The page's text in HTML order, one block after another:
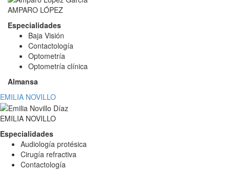
AMPARO LÓPEZ
Especialidades
Baja Visión
Contactología
Optometría
Optometría clínica
Almansa
EMILIA NOVILLO
EMILIA NOVILLO
Especialidades
Audiología protésica
Cirugía refractiva
Contactología